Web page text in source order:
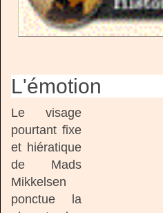
L'émotion
Le visage
pourtant fixe
et hiératique
de Mads
Mikkelsen
ponctue la